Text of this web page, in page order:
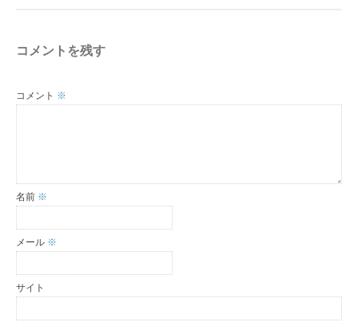
コメントを残す
コメント ※
名前 ※
メール ※
サイト